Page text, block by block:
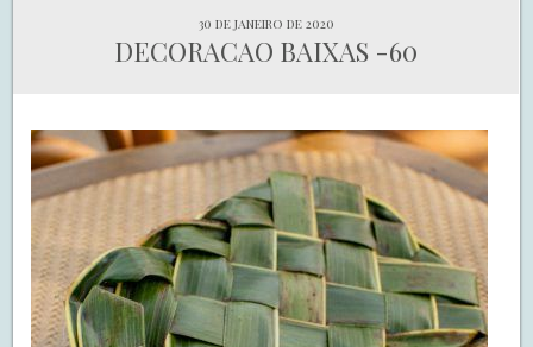
30 de janeiro de 2020
DECORACAO BAIXAS -60